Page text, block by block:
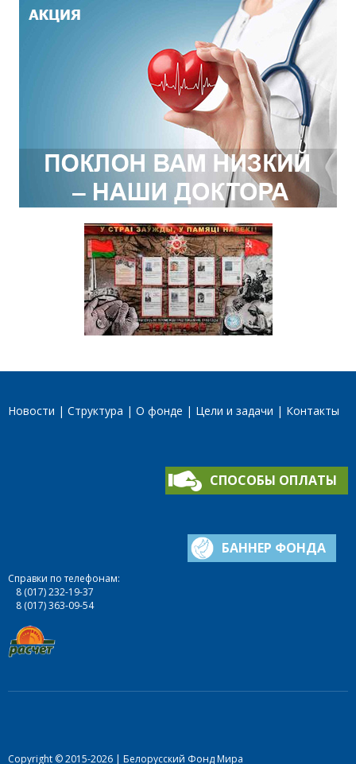
Новости Структура О фонде Цели и задачи Контакты
СПОСОБЫ ОПЛАТЫ
БАННЕР ФОНДА
Справки по телефонам:
8 (017) 232-19-37
8 (017) 363-09-54
Copyright © 2015-2026 | Белорусский Фонд Мира